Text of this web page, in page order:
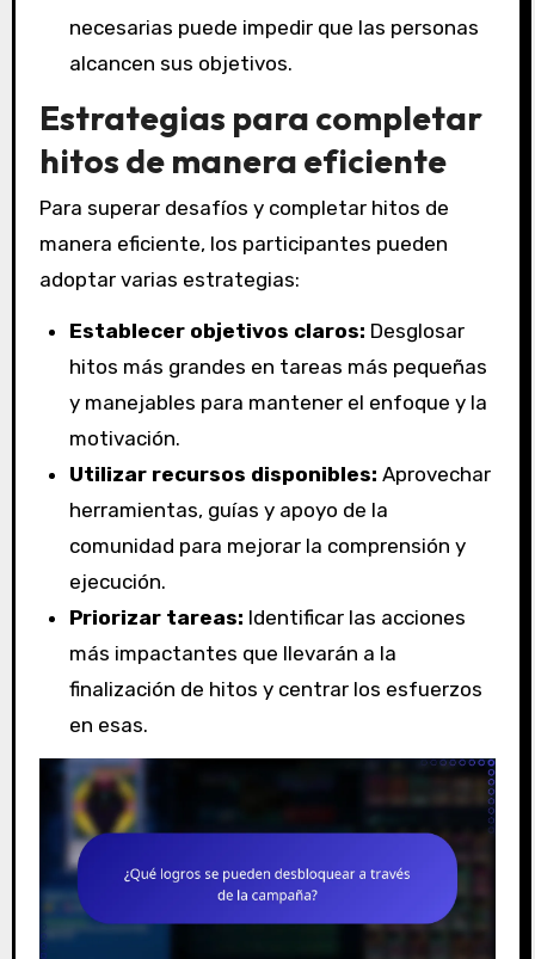
necesarias puede impedir que las personas
alcancen sus objetivos.
Estrategias para completar
hitos de manera eficiente
Para superar desafíos y completar hitos de
manera eficiente, los participantes pueden
adoptar varias estrategias:
Establecer objetivos claros: Desglosar
hitos más grandes en tareas más pequeñas
y manejables para mantener el enfoque y la
motivación.
Utilizar recursos disponibles: Aprovechar
herramientas, guías y apoyo de la
comunidad para mejorar la comprensión y
ejecución.
Priorizar tareas: Identificar las acciones
más impactantes que llevarán a la
finalización de hitos y centrar los esfuerzos
en esas.